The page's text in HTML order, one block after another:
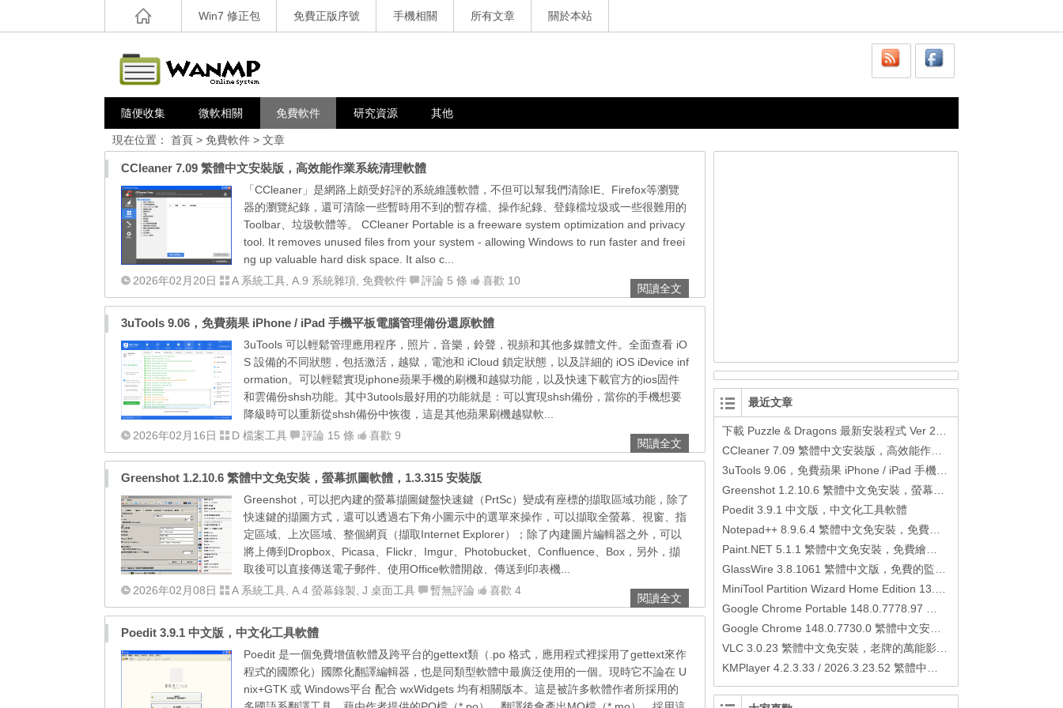
Win7 修正包 免費正版序號 手機相關 所有文章 關於本站
隨便收集 微軟相關 免費軟件 研究資源 其他
現在位置： 首頁 > 免費軟件 > 文章
CCleaner 7.09 繁體中文安裝版，高效能作業系統清理軟體
「CCleaner」是網路上頗受好評的系統維護軟體，不但可以幫我們清除IE、Firefox等瀏覽
器的瀏覽紀錄，還可清除一些暫時用不到的暫存檔、操作紀錄、登錄檔垃圾或一些很難用的
Toolbar、垃圾軟體等。 CCleaner Portable is a freeware system optimization and privacy
tool. It removes unused files from your system - allowing Windows to run faster and freei
ng up valuable hard disk space. It also c...
2026年02月20日
A 系統工具 A.9 系統雜項 免費軟件 評論 5 條 喜歡 10
閱讀全文
3uTools 9.06，免費蘋果 iPhone / iPad 手機平板電腦管理備份還原軟體
3uTools 可以輕鬆管理應用程序，照片，音樂，鈴聲，視頻和其他多媒體文件。全面查看 iO
S 設備的不同狀態，包括激活，越獄，電池和 iCloud 鎖定狀態，以及詳細的 iOS iDevice inf
ormation。可以輕鬆實現iphone蘋果手機的刷機和越獄功能，以及快速下載官方的ios固件
和雲備份shsh功能。其中3utools最好用的功能就是：可以實現shsh備份，當你的手機想要
降級時可以重新從shsh備份中恢復，這是其他蘋果刷機越獄軟...
2026年02月16日
D 檔案工具 評論 15 條 喜歡 9
閱讀全文
Greenshot 1.2.10.6 繁體中文免安裝，螢幕抓圖軟體，1.3.315 安裝版
Greenshot，可以把內建的螢幕擷圖鍵盤快速鍵（PrtSc）變成有座標的擷取區域功能，除了
快速鍵的擷圖方式，還可以透過右下角小圖示中的選單來操作，可以擷取全螢幕、視窗、指
定區域、上次區域、整個網頁（擷取Internet Explorer）；除了內建圖片編輯器之外，可以
將上傳到Dropbox、Picasa、Flickr、Imgur、Photobucket、Confluence、Box，另外，擷
取後可以直接傳送電子郵件、使用Office軟體開啟、傳送到印表機...
2026年02月08日
A 系統工具 A.4 螢幕錄製 J 桌面工具 暫無評論 喜歡 4
閱讀全文
Poedit 3.9.1 中文版，中文化工具軟體
Poedit 是一個免費增值軟體及跨平台的gettext類（.po 格式，應用程式裡採用了gettext來作
程式的國際化）國際化翻譯編輯器，也是同類型軟體中最廣泛使用的一個。現時它不論在 U
nix+GTK 或 Windows平台 配合 wxWidgets 均有相關版本。這是被許多軟體作者所採用的
最近文章
Poedit 3.9.1 中文版，中文化工具軟體